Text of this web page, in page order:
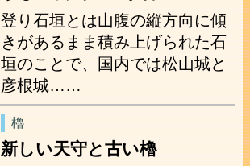
登り石垣とは山腹の縦方向に傾
きがあるまま積み上げられた石
垣のことで、国内では松山城と
彦根城……
櫓
新しい天守と古い櫓